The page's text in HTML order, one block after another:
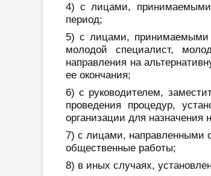
4) с лицами, принимаемыми
период;
5) с лицами, принимаемыми
молодой специалист,
направления на
ее окончания;
6) с руководителем,
проведения процедур,
организации для
7) с лицами, направленными
общественные работы;
8) в иных случаях,